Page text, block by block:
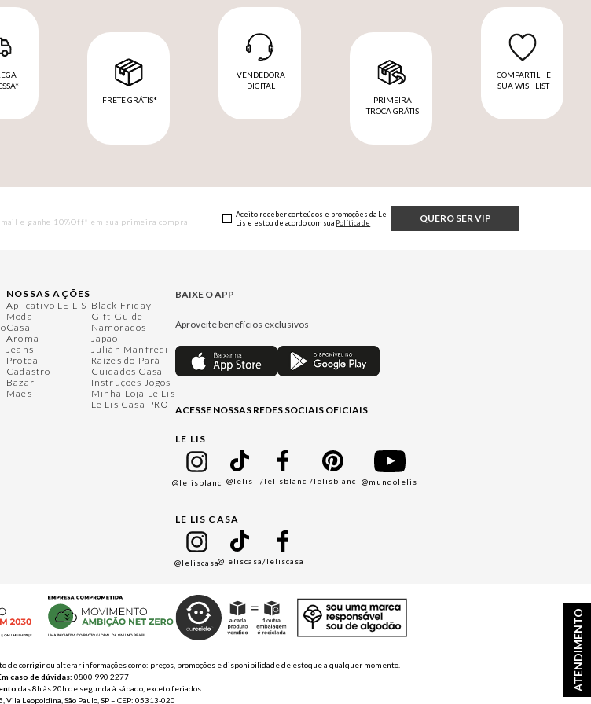
ATENDIMENTO
FRETE GRÁTIS*
VENDEDORA
DIGITAL
PRIMEIRA
TROCA GRÁTIS
COMPARTILHE
SUA WISHLIST
QUERO SER VIP
Aceito receber conteúdos e promoções da Le
Lis e estou de acordo com sua Política de
NOSSAS AÇÕES
Aplicativo LE LIS
Moda
Casa
Aroma
Jeans
Protea
Cadastro
Bazar
Mães
Black Friday
Gift Guide
Namorados
Japão
Julián Manfredi
Raízes do Pará
Cuidados Casa
Instruções Jogos
Minha Loja Le Lis
Le Lis Casa PRO
BAIXE O APP
Aproveite benefícios exclusivos
ACESSE NOSSAS REDES SOCIAIS OFICIAIS
LE LIS
@lelisblanc @lelis /lelisblanc /lelisblanc @mundolelis
LE LIS CASA
@leliscasa@leliscasa/leliscasa
de corrigir ou alterar informações como: preços, promoções e disponibilidade de estoque a qualquer momento.
caso de dúvidas: 0800 990 2277
das 8h às 20h de segunda à sábado, exceto feriados.
Vila Leopoldina, São Paulo, SP – CEP: 05313-020